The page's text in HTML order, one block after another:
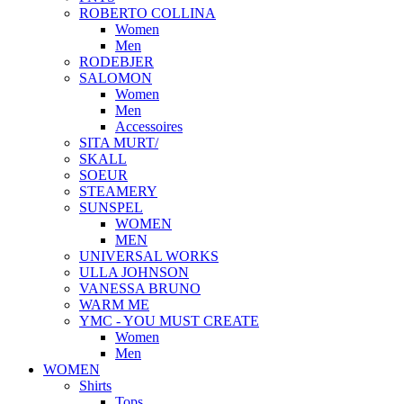
ROBERTO COLLINA
Women
Men
RODEBJER
SALOMON
Women
Men
Accessoires
SITA MURT/
SKALL
SOEUR
STEAMERY
SUNSPEL
WOMEN
MEN
UNIVERSAL WORKS
ULLA JOHNSON
VANESSA BRUNO
WARM ME
YMC - YOU MUST CREATE
Women
Men
WOMEN
Shirts